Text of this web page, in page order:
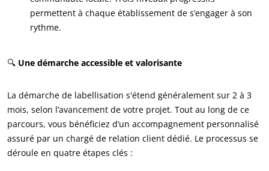
permettent à chaque établissement de s’engager à son
rythme.
🔍 Une démarche accessible et valorisante
La démarche de labellisation s'étend généralement sur 2 à 3
mois, selon l’avancement de votre projet. Tout au long de ce
parcours, vous bénéficiez d’un accompagnement personnalisé
assuré par un chargé de relation client dédié. Le processus se
déroule en quatre étapes clés :